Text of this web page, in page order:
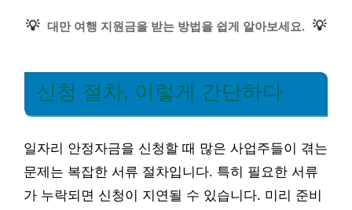
💡 대만 여행 지원금을 받는 방법을 쉽게 알아보세요. 💡
신청 절차, 이렇게 간단하다
일자리 안정자금을 신청할 때 많은 사업주들이 겪는
문제는 복잡한 서류 절차입니다. 특히 필요한 서류
가 누락되면 신청이 지연될 수 있습니다. 미리 준비